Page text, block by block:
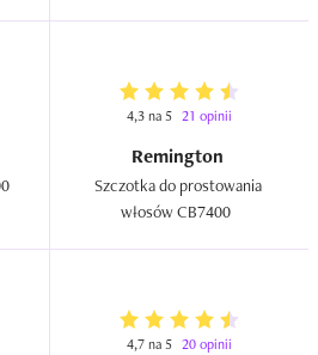
4,3 na 5 21 opinii
Remington
Szczotka do prostowania
4,7 na 5 20 opinii